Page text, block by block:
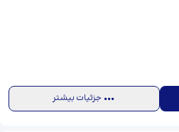
جزئیات بیشتر